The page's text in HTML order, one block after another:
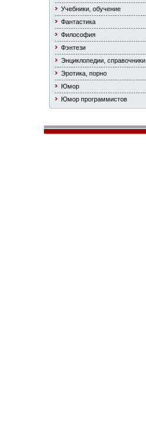
Учебники, обучение
Фантастика
Философия
Фэнтези
Энциклопедии, справочники
Эротика, порно
Юмор
Юмор программистов